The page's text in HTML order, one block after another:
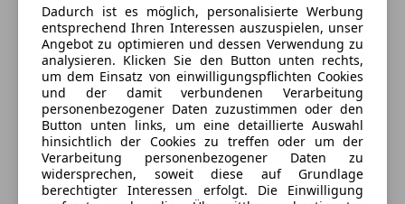
Schadstoffklasse
Euro 6
Kraftstoff
Benzin
Kraftstoffverbrauch
12,40l/100 km (komb.)
CO₂-Emissionen
284 g/km (komb.)
Ausstattung
Dadurch ist es möglich, personalisierte Werbung
entsprechend Ihren Interessen auszuspielen, unser
Angebot zu optimieren und dessen Verwendung zu
analysieren. Klicken Sie den Button unten rechts,
um dem Einsatz von einwilligungspflichten Cookies
und der damit verbundenen Verarbeitung
personenbezogener Daten zuzustimmen oder den
Button unten links, um eine detaillierte Auswahl
hinsichtlich der Cookies zu treffen oder um der
Verarbeitung personenbezogener Daten zu
widersprechen, soweit diese auf Grundlage
berechtigter Interessen erfolgt. Die Einwilligung